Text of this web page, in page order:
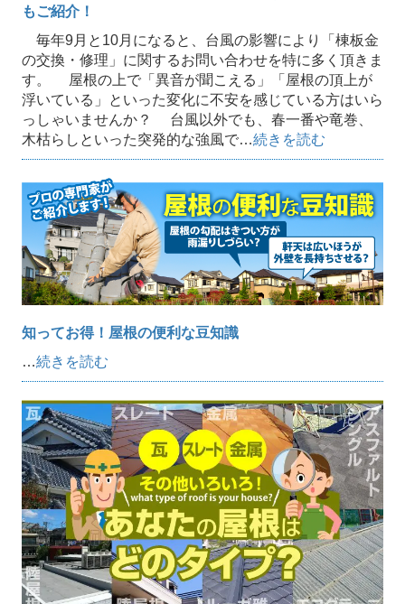
もご紹介！
毎年9月と10月になると、台風の影響により「棟板金
の交換・修理」に関するお問い合わせを特に多く頂きま
す。 屋根の上で「異音が聞こえる」「屋根の頂上が
浮いている」といった変化に不安を感じている方はいら
っしゃいませんか？ 台風以外でも、春一番や竜巻、
木枯らしといった突発的な強風で…続きを読む
知ってお得！屋根の便利な豆知識
…続きを読む